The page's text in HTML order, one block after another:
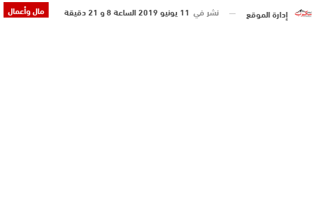
مال وأعمال إدارة الموقع نشر في 11 يونيو 2019 الساعة 8 و 21 دقيقة